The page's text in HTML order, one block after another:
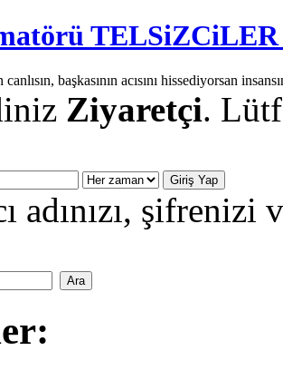
başkasının acısını hissediyorsan
Ziyaretçi.
adınızı,